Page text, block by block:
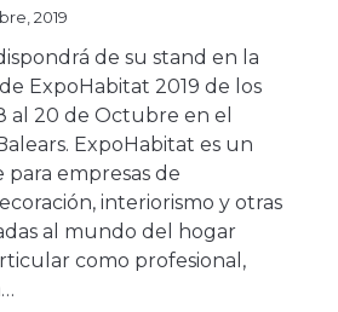
2019
de su stand en la
ExpoHabitat 2019 de los
al 20 de Octubre en el
ExpoHabitat es un
para empresas de
interiorismo y otras
al mundo del hogar
como profesional,